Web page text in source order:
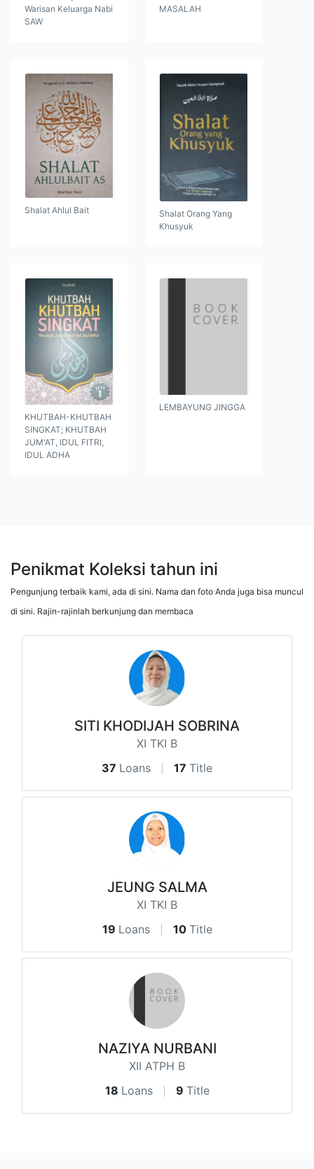
Warisan Keluarga Nabi
SAW
MASALAH
Shalat Ahlul Bait
Shalat Orang Yang
Khusyuk
KHUTBAH-KHUTBAH
SINGKAT; KHUTBAH
JUM'AT, IDUL FITRI,
IDUL ADHA
LEMBAYUNG JINGGA
Penikmat Koleksi tahun ini
Pengunjung terbaik kami, ada di sini. Nama dan foto Anda juga bisa muncul
di sini. Rajin-rajinlah berkunjung dan membaca
SITI KHODIJAH SOBRINA
XI TKI B
37 Loans 17 Title
JEUNG SALMA
XI TKI B
19 Loans 10 Title
NAZIYA NURBANI
XII ATPH B
18 Loans 9 Title